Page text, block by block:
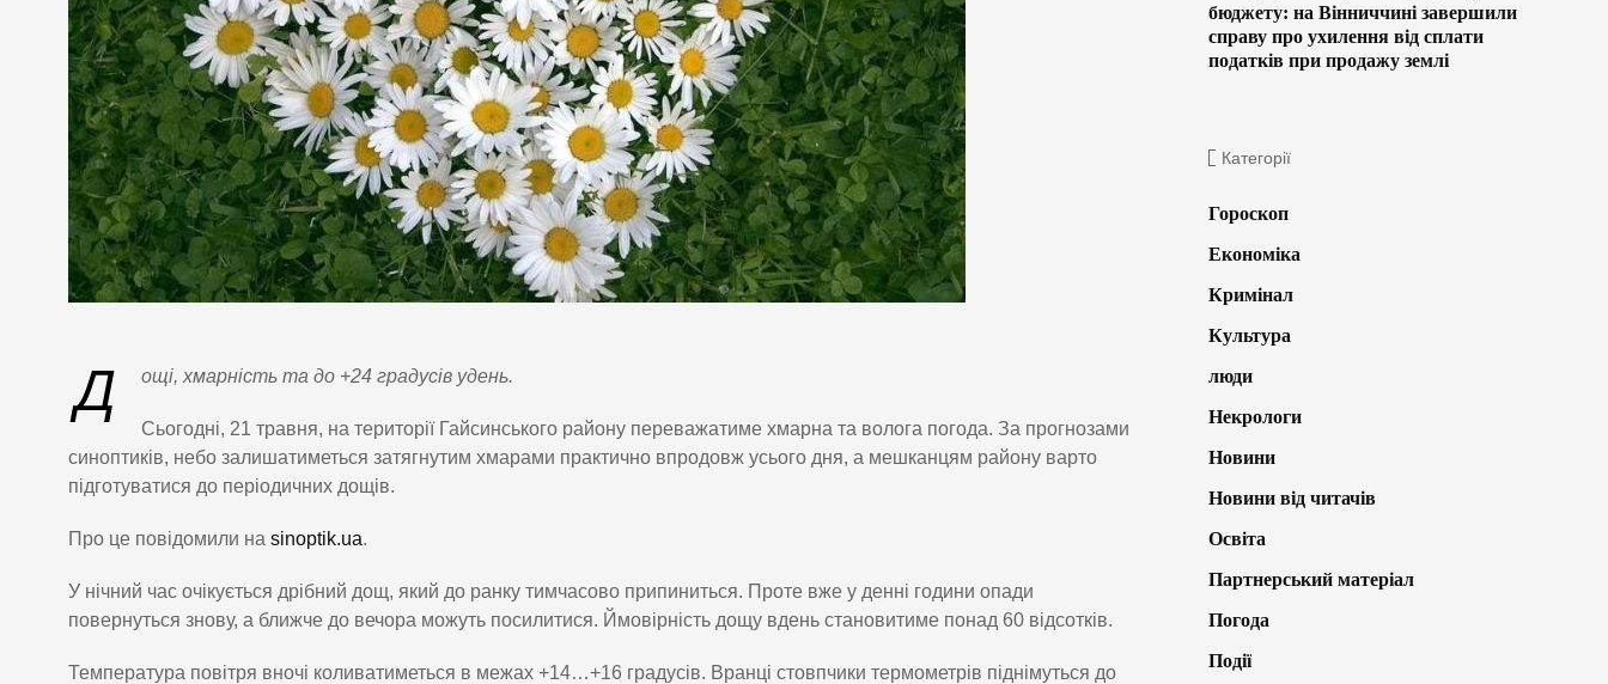
Д ощі, хмарність та до +24 градусів удень.
Сьогодні, 21 травня, на території Гайсинського району переважатиме хмарна та волога погода. За прогнозами
синоптиків, небо залишатиметься затягнутим хмарами практично впродовж усього дня, а мешканцям району варто
підготуватися до періодичних дощів.
Про це повідомили на sinoptik.ua.
У нічний час очікується дрібний дощ, який до ранку тимчасово припиниться. Проте вже у денні години опади
повернуться знову, а ближче до вечора можуть посилитися. Ймовірність дощу вдень становитиме понад 60 відсотків.
Температура повітря вночі коливатиметься в межах +14…+16 градусів. Вранці стовпчики термометрів піднімуться до
бюджету: на Вінниччині завершили
справу про ухилення від сплати
податків при продажу землі
Категорії
Гороскоп
Економіка
Кримінал
Культура
люди
Некрологи
Новини
Новини від читачів
Освіта
Партнерський матеріал
Погода
Події